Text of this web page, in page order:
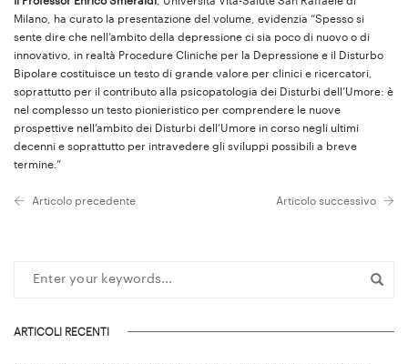
Milano, ha curato la presentazione del volume, evidenzia “Spesso si
sente dire che nell’ambito della depressione ci sia poco di nuovo o di
innovativo, in realtà Procedure Cliniche per la Depressione e il Disturbo
Bipolare costituisce un testo di grande valore per clinici e ricercatori,
soprattutto per il contributo alla psicopatologia dei Disturbi dell’Umore: è
nel complesso un testo pionieristico per comprendere le nuove
prospettive nell’ambito dei Disturbi dell’Umore in corso negli ultimi
decenni e soprattutto per intravedere gli sviluppi possibili a breve
termine.”
Articolo precedente Articolo successivo
ARTICOLI RECENTI